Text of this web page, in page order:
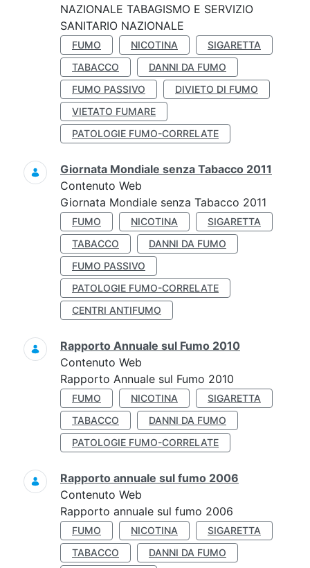
NAZIONALE TABAGISMO E SERVIZIO
SANITARIO NAZIONALE
FUMO NICOTINA
SIGARETTA
TABACCO
DANNI DA FUMO
FUMO PASSIVO
DIVIETO DI FUMO
VIETATO FUMARE
PATOLOGIE FUMO-CORRELATE
Giornata Mondiale senza Tabacco 2011
Contenuto Web
Giornata Mondiale senza Tabacco 2011
FUMO NICOTINA
SIGARETTA
TABACCO
DANNI DA FUMO
FUMO PASSIVO
PATOLOGIE FUMO-CORRELATE
CENTRI ANTIFUMO
Rapporto Annuale sul Fumo 2010
Contenuto Web
Rapporto Annuale sul Fumo 2010
FUMO NICOTINA
SIGARETTA
TABACCO
DANNI DA FUMO
PATOLOGIE FUMO-CORRELATE
Rapporto annuale sul fumo 2006
Contenuto Web
Rapporto annuale sul fumo 2006
FUMO NICOTINA
SIGARETTA
TABACCO
DANNI DA FUMO